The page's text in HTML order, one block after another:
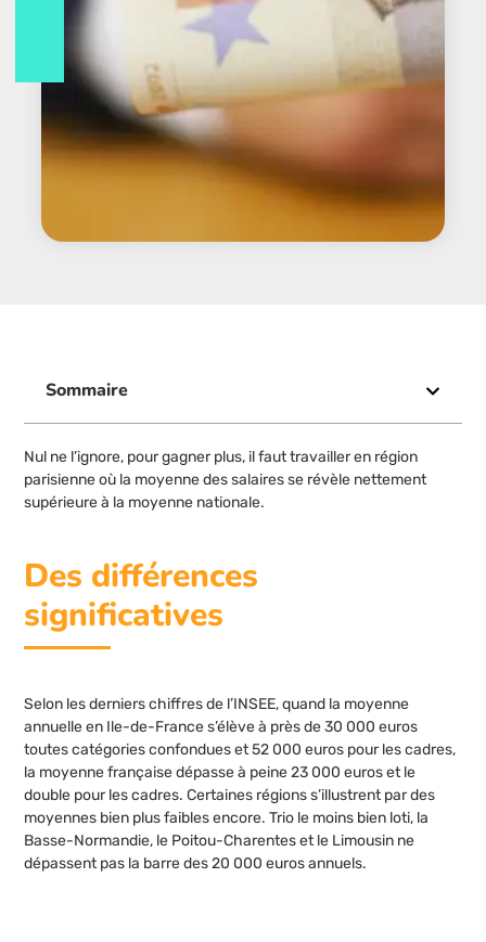
Sommaire
Nul ne l’ignore, pour gagner plus, il faut travailler en région
parisienne où la moyenne des salaires se révèle nettement
supérieure à la moyenne nationale.
Des différences
significatives
Selon les derniers chiffres de l’INSEE, quand la moyenne
annuelle en Ile-de-France s’élève à près de 30 000 euros
toutes catégories confondues et 52 000 euros pour les cadres,
la moyenne française dépasse à peine 23 000 euros et le
double pour les cadres. Certaines régions s’illustrent par des
moyennes bien plus faibles encore. Trio le moins bien loti, la
Basse-Normandie, le Poitou-Charentes et le Limousin ne
dépassent pas la barre des 20 000 euros annuels.